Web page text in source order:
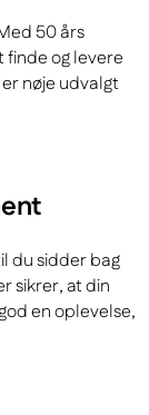
50 års
og levere
nøje udvalgt
du sidder bag
sikrer, at din
en oplevelse,